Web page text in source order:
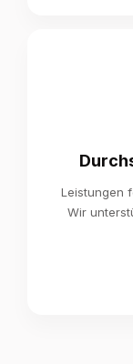
Leistungen
Wir